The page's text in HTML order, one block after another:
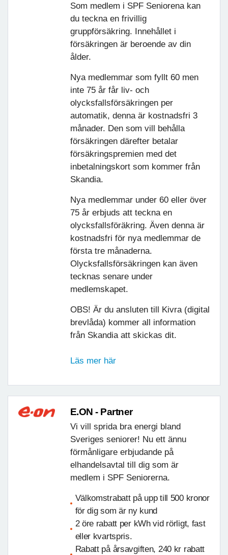
Som medlem i SPF Seniorena kan
du teckna en frivillig
gruppförsäkring. Innehållet i
försäkringen är beroende av din
ålder.
Nya medlemmar som fyllt 60 men
inte 75 år får liv- och
olycksfallsförsäkringen per
automatik, denna är kostnadsfri 3
månader. Den som vill behålla
försäkringen därefter betalar
försäkringspremien med det
inbetalningskort som kommer från
Skandia.
Nya medlemmar under 60 eller över
75 år erbjuds att teckna en
olycksfallsföräkring. Även denna är
kostnadsfri för nya medlemmar de
första tre månaderna.
Olycksfallsförsäkringen kan även
tecknas senare under
medlemskapet.
OBS! Är du ansluten till Kivra (digital
brevlåda) kommer all information
från Skandia att skickas dit.
Läs mer här
E.ON - Partner
Vi vill sprida bra energi bland
Sveriges seniorer! Nu ett ännu
förmånligare erbjudande på
elhandelsavtal till dig som är
medlem i SPF Seniorerna.
Välkomstrabatt på upp till 500 kronor
för dig som är ny kund
2 öre rabatt per kWh vid rörligt, fast
eller kvartspris.
Rabatt på årsavgiften, 240 kr rabatt